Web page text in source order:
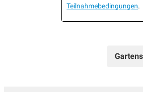
Teilnahmebedingungen.